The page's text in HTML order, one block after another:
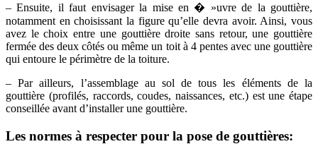
– Ensuite, il faut envisager la mise en � »uvre de la gouttière,
notamment en choisissant la figure qu’elle devra avoir. Ainsi, vous
avez le choix entre une gouttière droite sans retour, une gouttière
fermée des deux côtés ou même un toit à 4 pentes avec une gouttière
qui entoure le périmètre de la toiture.
– Par ailleurs, l’assemblage au sol de tous les éléments de la
gouttière (profilés, raccords, coudes, naissances, etc.) est une étape
conseillée avant d’installer une gouttière.
Les normes à respecter pour la pose de gouttières: